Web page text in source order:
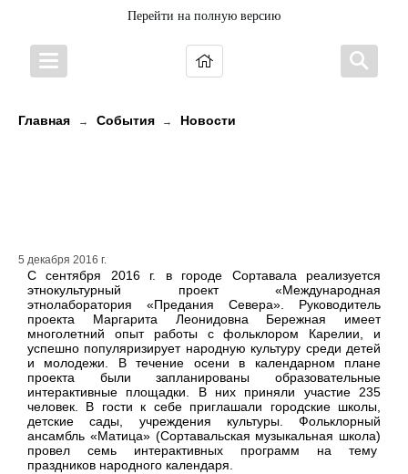
Перейти на полную версию
Главная → События → Новости
5 декабря 2016 г.
С сентября 2016 г. в городе Сортавала реализуется
этнокультурный проект «Международная
этнолаборатория «Предания Севера». Руководитель
проекта Маргарита Леонидовна Бережная имеет
многолетний опыт работы с фольклором Карелии, и
успешно популяризирует народную культуру среди детей
и молодежи. В течение осени в календарном плане
проекта были запланированы образовательные
интерактивные площадки. В них приняли участие 235
человек. В гости к себе приглашали городские школы,
детские сады, учреждения культуры. Фольклорный
ансамбль «Матица» (Сортавальская музыкальная школа)
провел семь интерактивных программ на тему
праздников народного календаря.